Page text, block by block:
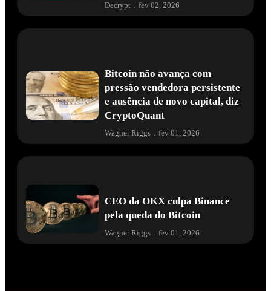
Decrypt . fev 02, 2026
Bitcoin não avança com
pressão vendedora persistente
e ausência de novo capital, diz
CryptoQuant
Wagner Riggs . fev 01, 2026
CEO da OKX culpa Binance
pela queda do Bitcoin
Wagner Riggs fev 01, 2026